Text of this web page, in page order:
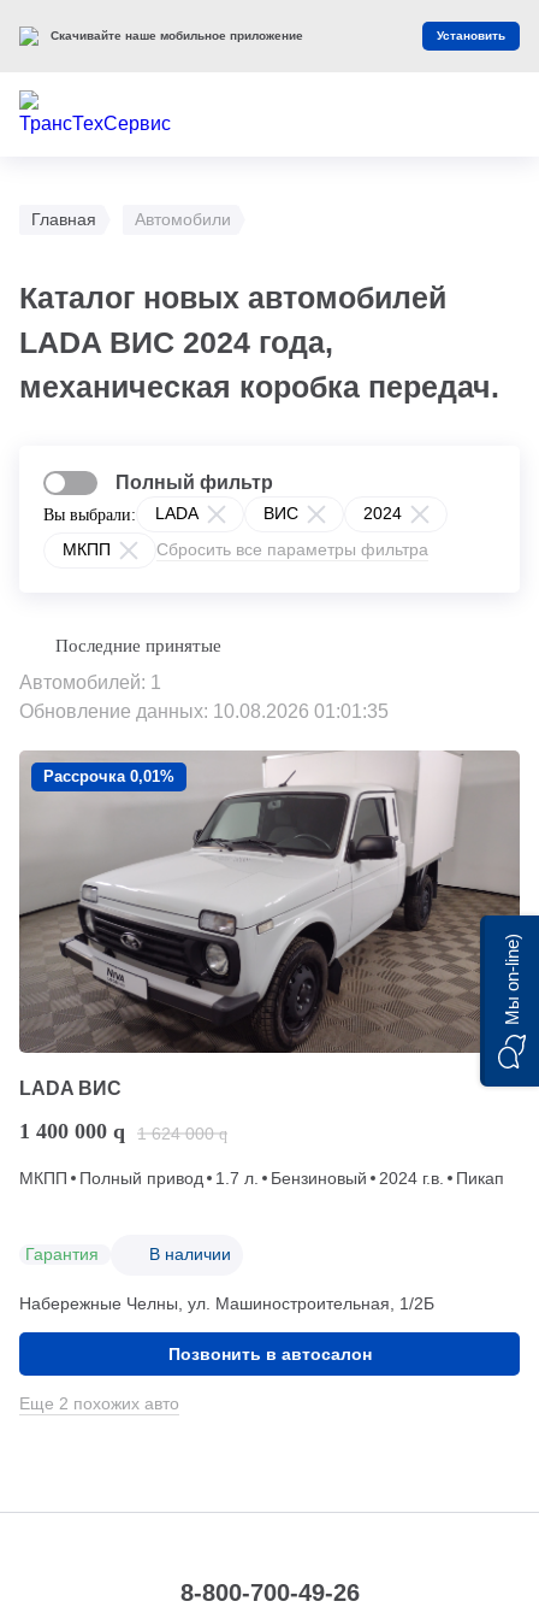
Главная Автомобили
Каталог новых автомобилей
LADA ВИС 2024 года,
механическая коробка передач.
Вы выбрали: LADA ВИС
2024
МКПП
Сбросить все параметры фильтра
Полный фильтр
Автомобилей: 1
Обновление данных: 10.08.2026 01:01:35
Рассрочка 0,01%
LADA ВИС
1 400 000 q 1 624 000 q
МКПП Полный привод 1.7 л. Бензиновый 2024 г.в. Пикап
Гарантия В наличии
Набережные Челны, ул. Машиностроительная, 1/2Б
Позвонить в автосалон
Еще 2 похожих авто
8-800-700-49-26
Скачивайте наше мобильное приложение Установить
Мы on-line)